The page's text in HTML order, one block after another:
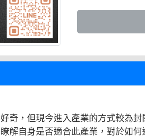
奇，但現今進入產業的方式較為
解自身是否適合此產業，對於如